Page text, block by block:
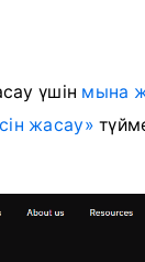
үшін мына
жасау»